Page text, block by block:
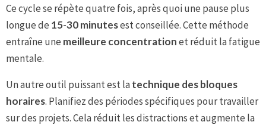
Ce cycle se répète quatre fois, après quoi une pause plus
longue de 15-30 minutesest conseillée. Cette méthode
entraîne une meilleure concentrationet réduit la fatigue
mentale.
Un autre outil puissant est latechnique des bloques
horaires. Planifiez des périodes spécifiques pour travailler
sur des projets. Cela réduit les distractions et augmente la